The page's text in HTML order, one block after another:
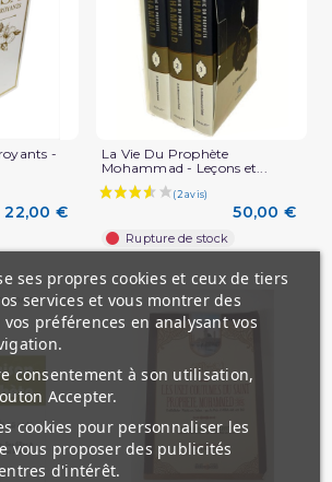
-
22,00 €
La Vie Du Prophète
Mohammad - Leçons et...
50,00 €
Rupture de stock
ses propres cookies et ceux de tiers
services et vous montrer des
préférences en analysant vos
consentement à son utilisation,
Accepter.
cookies pour personnaliser les
vous proposer des publicités
d'intérêt.